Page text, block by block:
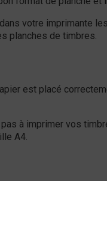
votre imprimante
planches de timbres.
est placé
pas à imprimer vos
A4.